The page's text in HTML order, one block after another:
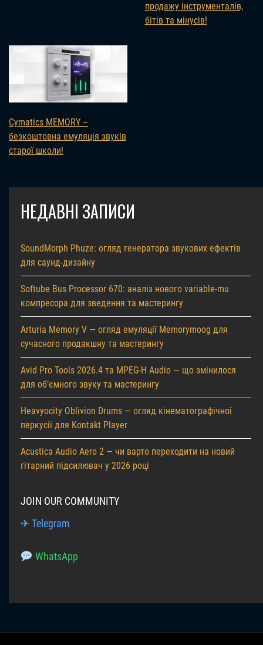
продажу інструменталів,
бітів та мінусів!
Cymatics MEMORY –
безкоштовна емуляція звуків
старої школи!
НЕДАВНІ ЗАПИСИ
SoundMorph Phuze: огляд генератора звукових ефектів
для саунд-дизайну
Softube Bus Processor 670: аналіз нового variable-mu
компресора для зведення та мастерингу
Arturia Memory V — огляд емуляції Memorymoog для
сучасного продакшну та мастерингу
Avid Pro Tools 2026.4 та MPEG-H Audio — що змінилося
для об’ємного звуку та мастерингу
Heavyocity Oblivion Drums — огляд кінематографічної
перкусії для Kontakt Player
Acustica Audio Aero 2 — чи варто переходити на новий
гітарний підсилювач у 2026 році
JOIN OUR COMMUNITY
✈ Telegram
WhatsApp